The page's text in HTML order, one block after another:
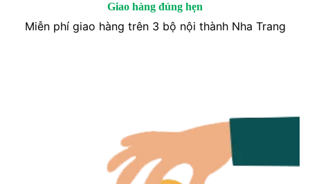
Giao hàng đúng hẹn
Miễn phí giao hàng trên 3 bộ nội thành Nha Trang